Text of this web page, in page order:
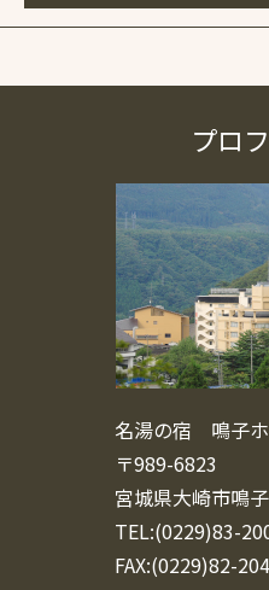
プロ
名湯の宿 鳴子
〒989-6823
宮城県大崎市鳴
TEL:(0229)83-
FAX:(0229)82-